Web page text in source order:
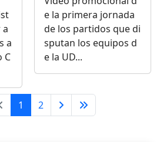
a
C
e la primera jornada
de los partidos que di
sputan los equipos d
e la UD...
1 2